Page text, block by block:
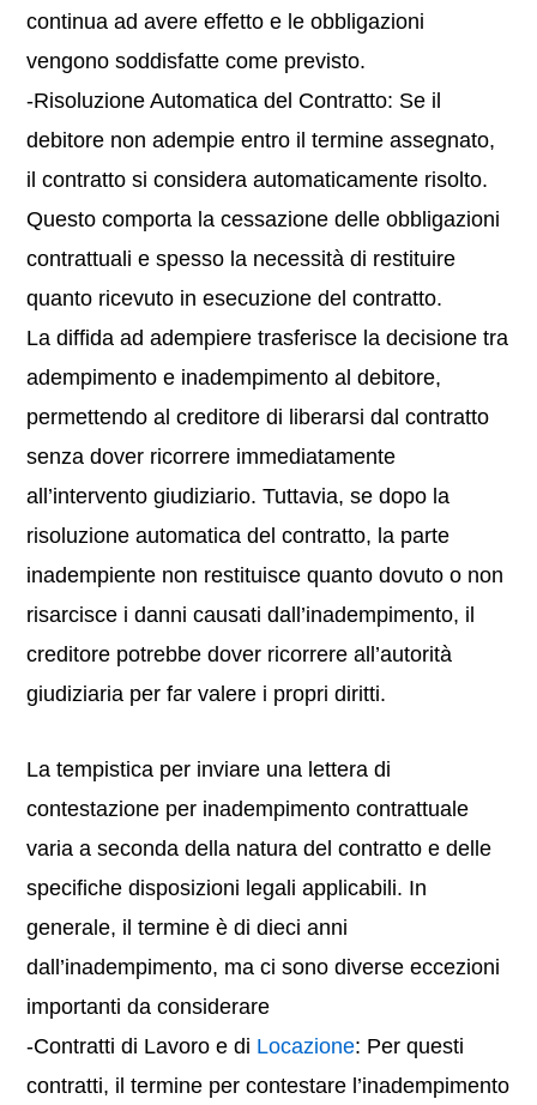
continua ad avere effetto e le obbligazioni
vengono soddisfatte come previsto.
-Risoluzione Automatica del Contratto: Se il
debitore non adempie entro il termine assegnato,
il contratto si considera automaticamente risolto.
Questo comporta la cessazione delle obbligazioni
contrattuali e spesso la necessità di restituire
quanto ricevuto in esecuzione del contratto.
La diffida ad adempiere trasferisce la decisione tra
adempimento e inadempimento al debitore,
permettendo al creditore di liberarsi dal contratto
senza dover ricorrere immediatamente
all’intervento giudiziario. Tuttavia, se dopo la
risoluzione automatica del contratto, la parte
inadempiente non restituisce quanto dovuto o non
risarcisce i danni causati dall’inadempimento, il
creditore potrebbe dover ricorrere all’autorità
giudiziaria per far valere i propri diritti.
La tempistica per inviare una lettera di
contestazione per inadempimento contrattuale
varia a seconda della natura del contratto e delle
specifiche disposizioni legali applicabili. In
generale, il termine è di dieci anni
dall’inadempimento, ma ci sono diverse eccezioni
importanti da considerare
-Contratti di Lavoro e di Locazione: Per questi
contratti, il termine per contestare l’inadempimento